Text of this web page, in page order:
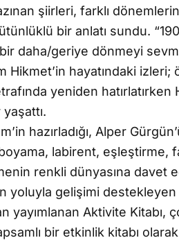
şiirleri, farklı
bir anlatı sundu.
daha/geriye dönmeyi
Hikmet’in hayatındaki izleri;
yeniden hatırlatırken
hazırladığı, Alper
labirent, eşleştirme,
renkli dünyasına davet
yoluyla gelişimi
Aktivite Kitabı,
bir etkinlik kitabı